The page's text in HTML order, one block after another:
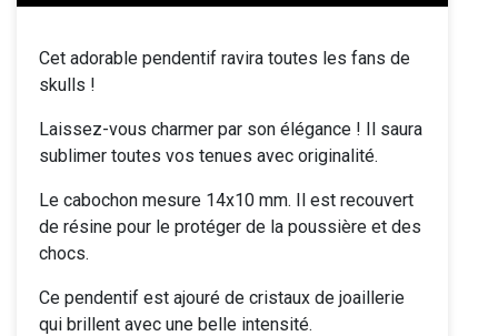
Cet adorable pendentif ravira toutes les fans de
skulls !
Laissez-vous charmer par son élégance ! Il saura
sublimer toutes vos tenues avec originalité.
Le cabochon mesure 14x10 mm. Il est recouvert
de résine pour le protéger de la poussière et des
chocs.
Ce pendentif est ajouré de cristaux de joaillerie
qui brillent avec une belle intensité.